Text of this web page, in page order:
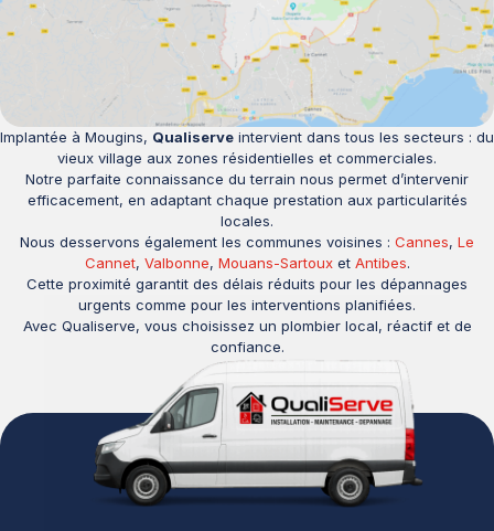
Implantée à Mougins, Qualiserve intervient dans tous les secteurs : du
vieux village aux zones résidentielles et commerciales.
Notre parfaite connaissance du terrain nous permet d’intervenir
efficacement, en adaptant chaque prestation aux particularités
locales.
Nous desservons également les communes voisines : Cannes, Le
Cannet, Valbonne, Mouans-Sartouxet Antibes.
Cette proximité garantit des délais réduits pour les dépannages
urgents comme pour les interventions planifiées.
Avec Qualiserve, vous choisissez un plombier local, réactif et de
confiance.